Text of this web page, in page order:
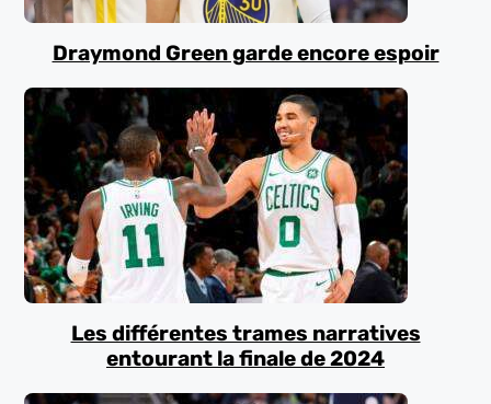
Draymond Green garde encore espoir
Les différentes trames narratives
entourant la finale de 2024